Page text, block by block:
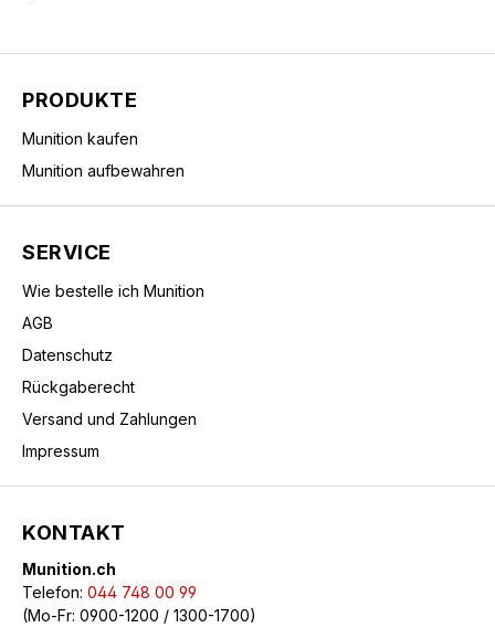
PRODUKTE
Munition kaufen
Munition aufbewahren
SERVICE
Wie bestelle ich Munition
AGB
Datenschutz
Rückgaberecht
Versand und Zahlungen
Impressum
KONTAKT
Munition.ch
Telefon: 044 748 00 99
(Mo-Fr: 0900-1200 / 1300-1700)